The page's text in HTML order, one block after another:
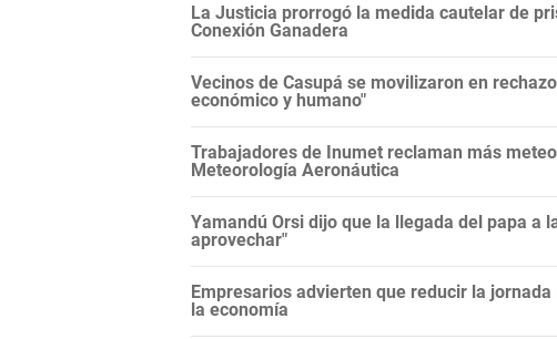
La Justicia prorrogó la medida cautelar de
Conexión Ganadera
Vecinos de Casupá se movilizaron en
económico y humano"
Trabajadores de Inumet reclaman más
Meteorología Aeronáutica
Yamandú Orsi dijo que la llegada del papa a
aprovechar"
Empresarios advierten que reducir la
la economía